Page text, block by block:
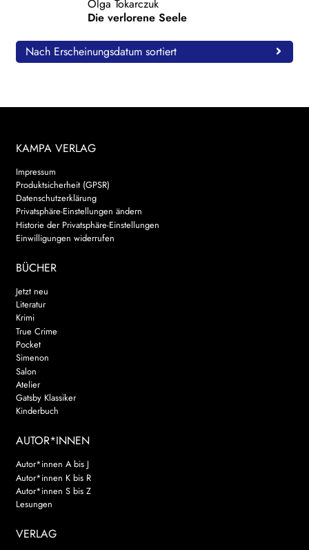
WEITERE VERLAGE
Olga Tokarczuk
Die verlorene Seele
Nach Erscheinungsdatum sortiert
KAMPA VERLAG
Impressum
Produktsicherheit (GPSR)
Datenschutzerklärung
Privatsphäre-Einstellungen ändern
Historie der Privatsphäre-Einstellungen
Einwilligungen widerrufen
BÜCHER
Jetzt neu
Literatur
Krimi
True Crime
Pocket
Simenon
Salon
Atelier
Gatsby Klassiker
Kinderbuch
AUTOR*INNEN
Autor*innen A bis J
Autor*innen K bis R
Autor*innen S bis Z
Lesungen
VERLAG